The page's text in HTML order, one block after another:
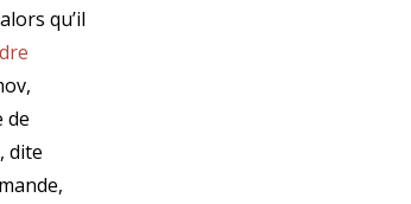
qu’il
de
dite